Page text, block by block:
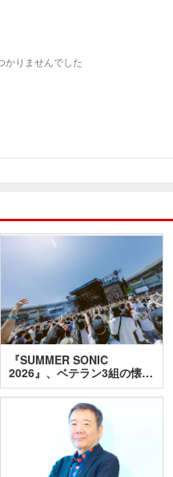
かりませんでした
『SUMMER SONIC
2026』、ベテラン3組の懐…